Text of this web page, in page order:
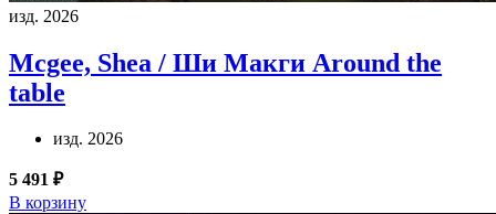
изд. 2026
Mcgee, Shea / Ши Макги Around the
table
изд. 2026
5 491 ₽
В корзину